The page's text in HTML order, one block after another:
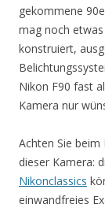
gekommene
mag noch
konstruiert,
Nikon F90 fast
Kamera nur
Achten Sie
dieser Kamera:
Nikonclassics
einwandfreies